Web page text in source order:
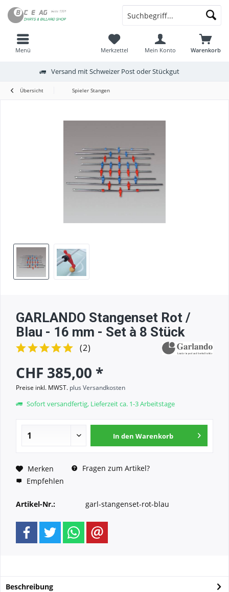
Menü Warenkorb
Merkzettel Mein Konto
Versand mit Schweizer Post oder Stückgut
Übersicht Spieler Stangen
GARLANDO Stangenset Rot /
Blau - 16 mm - Set à 8 Stück
(2)
CHF 385,00 *
Preise inkl. MWST. plus Versandkosten
Sofort versandfertig, Lieferzeit ca. 1-3 Arbeitstage
In den Warenkorb
Merken
Fragen zum Artikel?
Empfehlen
Artikel-Nr.: garl-stangenset-rot-blau
Beschreibung